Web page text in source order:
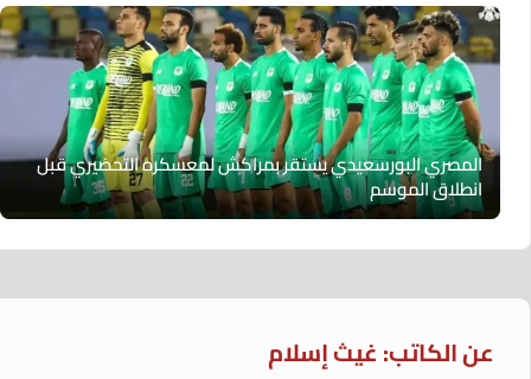
المصري البورسعيدي يستقر بمراكش لمعسكره التحضيري قبل
انطلاق الموسم
عن الكاتب: غيث إسلام